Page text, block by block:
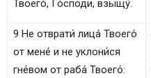
Твоего́, Го́споди, взыщу́.
9 Не отврати́ лица́ Твоего́
от мене́ и не уклони́ся
гне́вом от раба́ Твоего́: